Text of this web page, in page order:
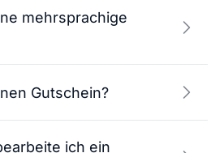
mehrsprachige
Gutschein?
ich ein